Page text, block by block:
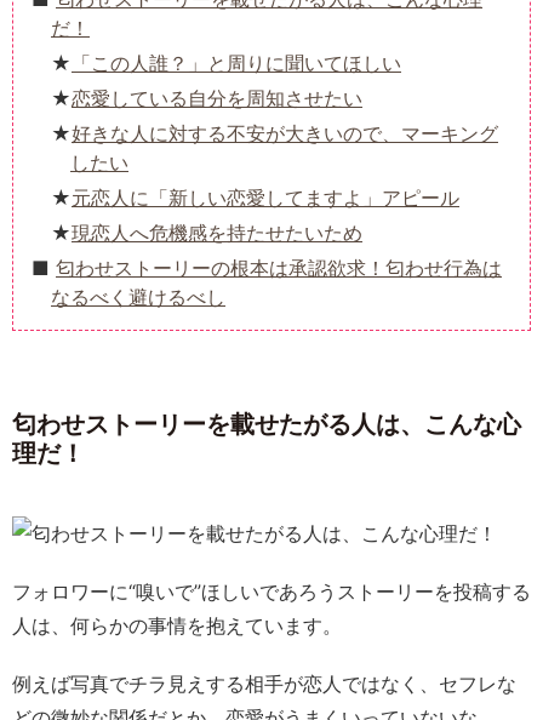
だ！
「この人誰？」と周りに聞いてほしい
恋愛している自分を周知させたい
好きな人に対する不安が大きいので、マーキング
したい
元恋人に「新しい恋愛してますよ」アピール
現恋人へ危機感を持たせたいため
匂わせストーリーの根本は承認欲求！匂わせ行為は
なるべく避けるべし
匂わせストーリーを載せたがる人は、こんな心
理だ！
フォロワーに“嗅いで”ほしいであろうストーリーを投稿する
人は、何らかの事情を抱えています。
例えば写真でチラ見えする相手が恋人ではなく、セフレな